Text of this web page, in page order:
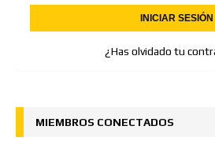
¿Has olvidado tu
MIEMBROS CONECTADOS